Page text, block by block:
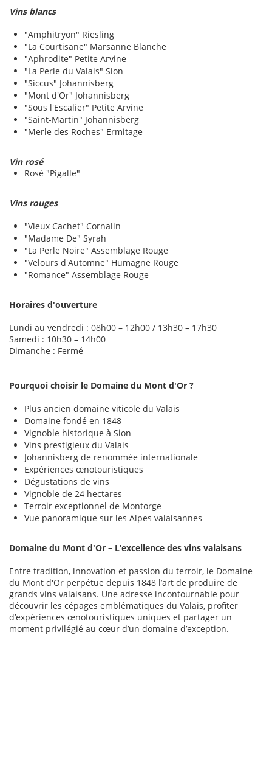
Vins blancs
"Amphitryon" Riesling
"La Courtisane" Marsanne Blanche
"Aphrodite" Petite Arvine
"La Perle du Valais" Sion
"Siccus" Johannisberg
"Mont d'Or" Johannisberg
"Sous l'Escalier" Petite Arvine
"Saint-Martin" Johannisberg
"Merle des Roches" Ermitage
Vin rosé
Rosé "Pigalle"
Vins rouges
"Vieux Cachet" Cornalin
"Madame De" Syrah
"La Perle Noire" Assemblage Rouge
"Velours d'Automne" Humagne Rouge
"Romance" Assemblage Rouge
Horaires d'ouverture
Lundi au vendredi : 08h00 – 12h00 / 13h30 – 17h30
Samedi : 10h30 – 14h00
Dimanche : Fermé
Pourquoi choisir le Domaine du Mont d'Or ?
Plus ancien domaine viticole du Valais
Domaine fondé en 1848
Vignoble historique à Sion
Vins prestigieux du Valais
Johannisberg de renommée internationale
Expériences œnotouristiques
Dégustations de vins
Vignoble de 24 hectares
Terroir exceptionnel de Montorge
Vue panoramique sur les Alpes valaisannes
Domaine du Mont d'Or – L’excellence des vins valaisans
Entre tradition, innovation et passion du terroir, le Domaine
du Mont d'Or perpétue depuis 1848 l’art de produire de
grands vins valaisans. Une adresse incontournable pour
découvrir les cépages emblématiques du Valais, profiter
d’expériences œnotouristiques uniques et partager un
moment privilégié au cœur d’un domaine d’exception.